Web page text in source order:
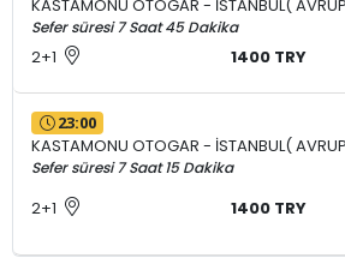
KASTAMONU OTOGAR - İSTANBUL(
Sefer süresi 7 Saat 45 Dakika
2+1 1400 TRY
23:00
KASTAMONU OTOGAR - İSTANBUL(
Sefer süresi 7 Saat 15 Dakika
2+1 1400 TRY